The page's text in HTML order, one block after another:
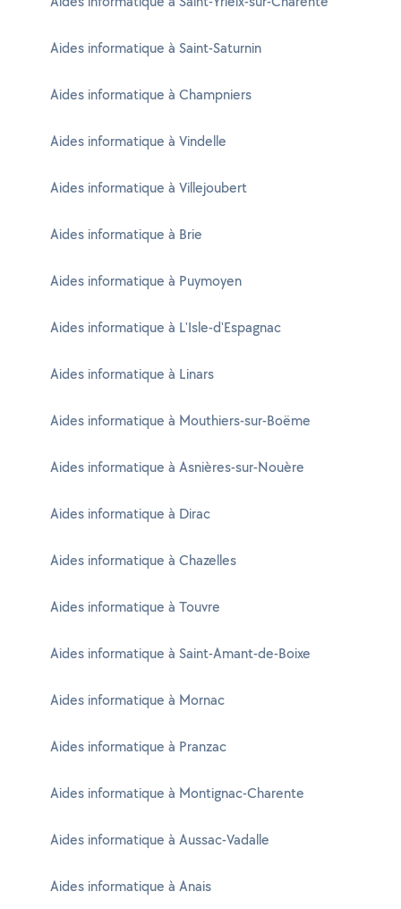
Aides informatique à Saint-Saturnin
Aides informatique à Champniers
Aides informatique à Vindelle
Aides informatique à Villejoubert
Aides informatique à Brie
Aides informatique à Puymoyen
Aides informatique à L'Isle-d'Espagnac
Aides informatique à Linars
Aides informatique à Mouthiers-sur-Boëme
Aides informatique à Asnières-sur-Nouère
Aides informatique à Dirac
Aides informatique à Chazelles
Aides informatique à Touvre
Aides informatique à Saint-Amant-de-Boixe
Aides informatique à Mornac
Aides informatique à Pranzac
Aides informatique à Montignac-Charente
Aides informatique à Aussac-Vadalle
Aides informatique à Anais